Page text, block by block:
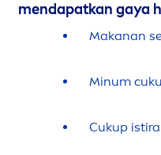
mendapatkan gaya
Makanan
Minum
Cukup